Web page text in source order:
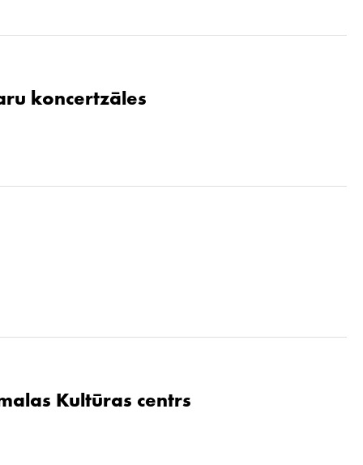
koncertzāles
Kultūras centrs